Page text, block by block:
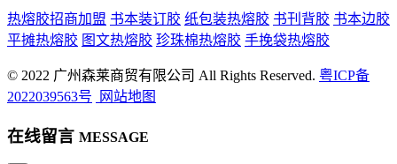
热熔胶招商加盟 书本装订胶 纸包装热熔胶 书刊背胶 书本边胶
平摊热熔胶 图文热熔胶 珍珠棉热熔胶 手挽袋热熔胶
© 2022 广州森莱商贸有限公司 All Rights Reserved. 粤ICP备
2022039563号
网站地图
在线留言 MESSAGE